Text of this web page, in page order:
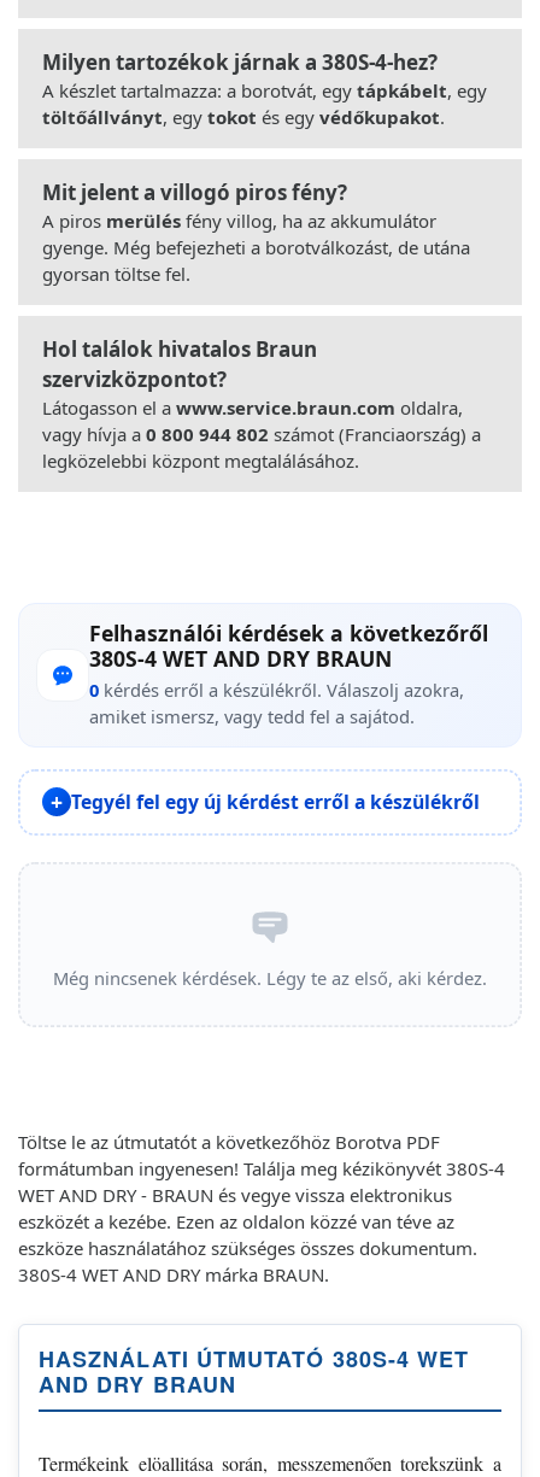
Milyen tartozékok járnak a 380S-4-hez?
A készlet tartalmazza: a borotvát, egy tápkábelt, egy
töltőállványt, egy tokot és egy védőkupakot.
Mit jelent a villogó piros fény?
A piros merülés fény villog, ha az akkumulátor
gyenge. Még befejezheti a borotválkozást, de utána
gyorsan töltse fel.
Hol találok hivatalos Braun
szervizközpontot?
Látogasson el a www.service.braun.com oldalra,
vagy hívja a 0 800 944 802 számot (Franciaország) a
legközelebbi központ megtalálásához.
Felhasználói kérdések a következőről
380S-4 WET AND DRY BRAUN
0 kérdés erről a készülékről. Válaszolj azokra,
amiket ismersz, vagy tedd fel a sajátod.
Tegyél fel egy új kérdést erről a készülékről
Még nincsenek kérdések. Légy te az első, aki kérdez.
Töltse le az útmutatót a következőhöz Borotva PDF
formátumban ingyenesen! Találja meg kézikönyvét 380S-4
WET AND DRY - BRAUN és vegye vissza elektronikus
eszközét a kezébe. Ezen az oldalon közzé van téve az
eszköze használatához szükséges összes dokumentum.
380S-4 WET AND DRY márka BRAUN.
HASZNÁLATI ÚTMUTATÓ 380S-4 WET
AND DRY BRAUN
Termékeink elöallitása során, messzemenően torekszünk a